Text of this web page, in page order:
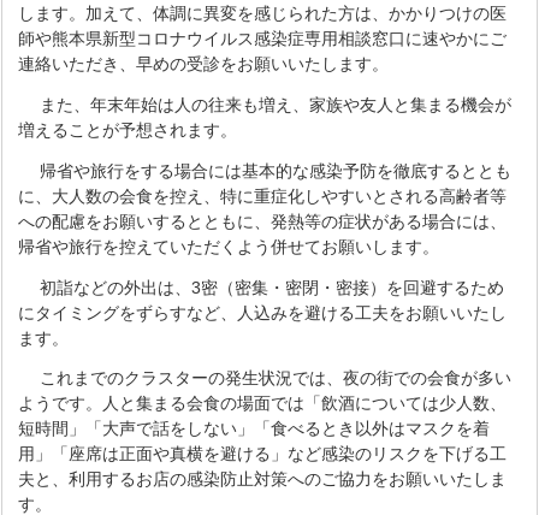
します。加えて、体調に異変を感じられた方は、かかりつけの医
師や熊本県新型コロナウイルス感染症専用相談窓口に速やかにご
連絡いただき、早めの受診をお願いいたします。
また、年末年始は人の往来も増え、家族や友人と集まる機会が
増えることが予想されます。
帰省や旅行をする場合には基本的な感染予防を徹底するととも
に、大人数の会食を控え、特に重症化しやすいとされる高齢者等
への配慮をお願いするとともに、発熱等の症状がある場合には、
帰省や旅行を控えていただくよう併せてお願いします。
初詣などの外出は、3密（密集・密閉・密接）を回避するため
にタイミングをずらすなど、人込みを避ける工夫をお願いいたし
ます。
これまでのクラスターの発生状況では、夜の街での会食が多い
ようです。人と集まる会食の場面では「飲酒については少人数、
短時間」「大声で話をしない」「食べるとき以外はマスクを着
用」「座席は正面や真横を避ける」など感染のリスクを下げる工
夫と、利用するお店の感染防止対策へのご協力をお願いいたしま
す。